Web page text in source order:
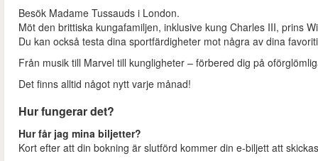
Besök Madame Tussauds i London.
Möt den brittiska kungafamiljen, inklusive kung Charles III, prins
Du kan också testa dina sportfärdigheter mot några av dina
Från musik till Marvel till kungligheter – förbered dig på
Det finns alltid något nytt varje månad!
Hur fungerar det?
Hur får jag mina biljetter?
Kort efter att din bokning är slutförd kommer din e-biljett att